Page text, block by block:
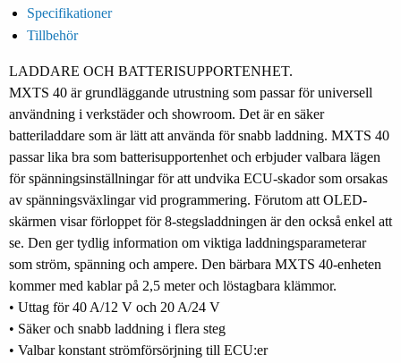
Specifikationer
Tillbehör
LADDARE OCH BATTERISUPPORTENHET.
MXTS 40 är grundläggande utrustning som passar för universell
användning i verkstäder och showroom. Det är en säker
batteriladdare som är lätt att använda för snabb laddning. MXTS 40
passar lika bra som batterisupportenhet och erbjuder valbara lägen
för spänningsinställningar för att undvika ECU-skador som orsakas
av spänningsväxlingar vid programmering. Förutom att OLED-
skärmen visar förloppet för 8-stegsladdningen är den också enkel att
se. Den ger tydlig information om viktiga laddningsparameterar
som ström, spänning och ampere. Den bärbara MXTS 40-enheten
kommer med kablar på 2,5 meter och löstagbara klämmor.
• Uttag för 40 A/12 V och 20 A/24 V
• Säker och snabb laddning i flera steg
• Valbar konstant strömförsörjning till ECU:er